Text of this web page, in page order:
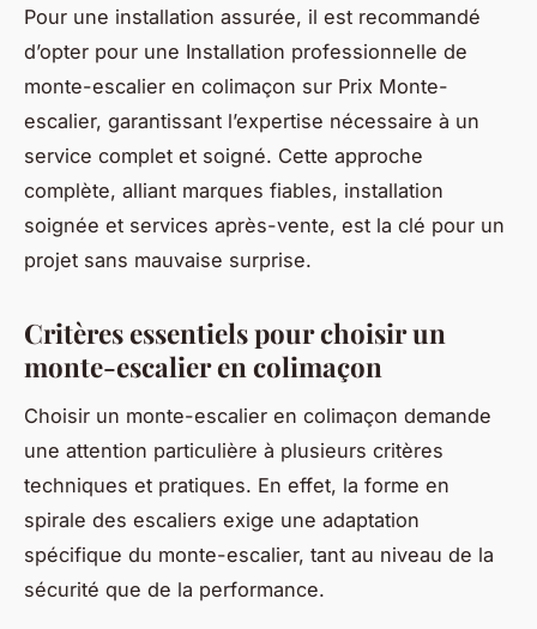
Pour une installation assurée, il est recommandé
d’opter pour une Installation professionnelle de
monte-escalier en colimaçon sur Prix Monte-
escalier, garantissant l’expertise nécessaire à un
service complet et soigné. Cette approche
complète, alliant marques fiables, installation
soignée et services après-vente, est la clé pour un
projet sans mauvaise surprise.
Critères essentiels pour choisir un
monte-escalier en colimaçon
Choisir un monte-escalier en colimaçon demande
une attention particulière à plusieurs critères
techniques et pratiques. En effet, la forme en
spirale des escaliers exige une adaptation
spécifique du monte-escalier, tant au niveau de la
sécurité que de la performance.